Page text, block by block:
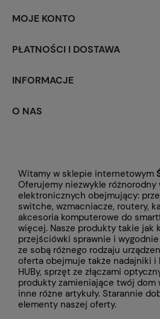
MOJE KONTO
PŁATNOŚCI I DOSTAWA
INFORMACJE
O NAS
Witamy w sklepie internetowym
Oferujemy niezwykle różnorodny
elektronicznych obejmujący:
switche, wzmacniacze, routery,
akcesoria komputerowe do
więcej. Nasze produkty takie jak
przejściówki sprawnie i
ze sobą różnego rodzaju
oferta obejmuje także nadajniki i
HUBy, sprzęt ze złączami
produkty zamieniające twój dom
inne różne artykuły. Starannie
elementy naszej oferty.